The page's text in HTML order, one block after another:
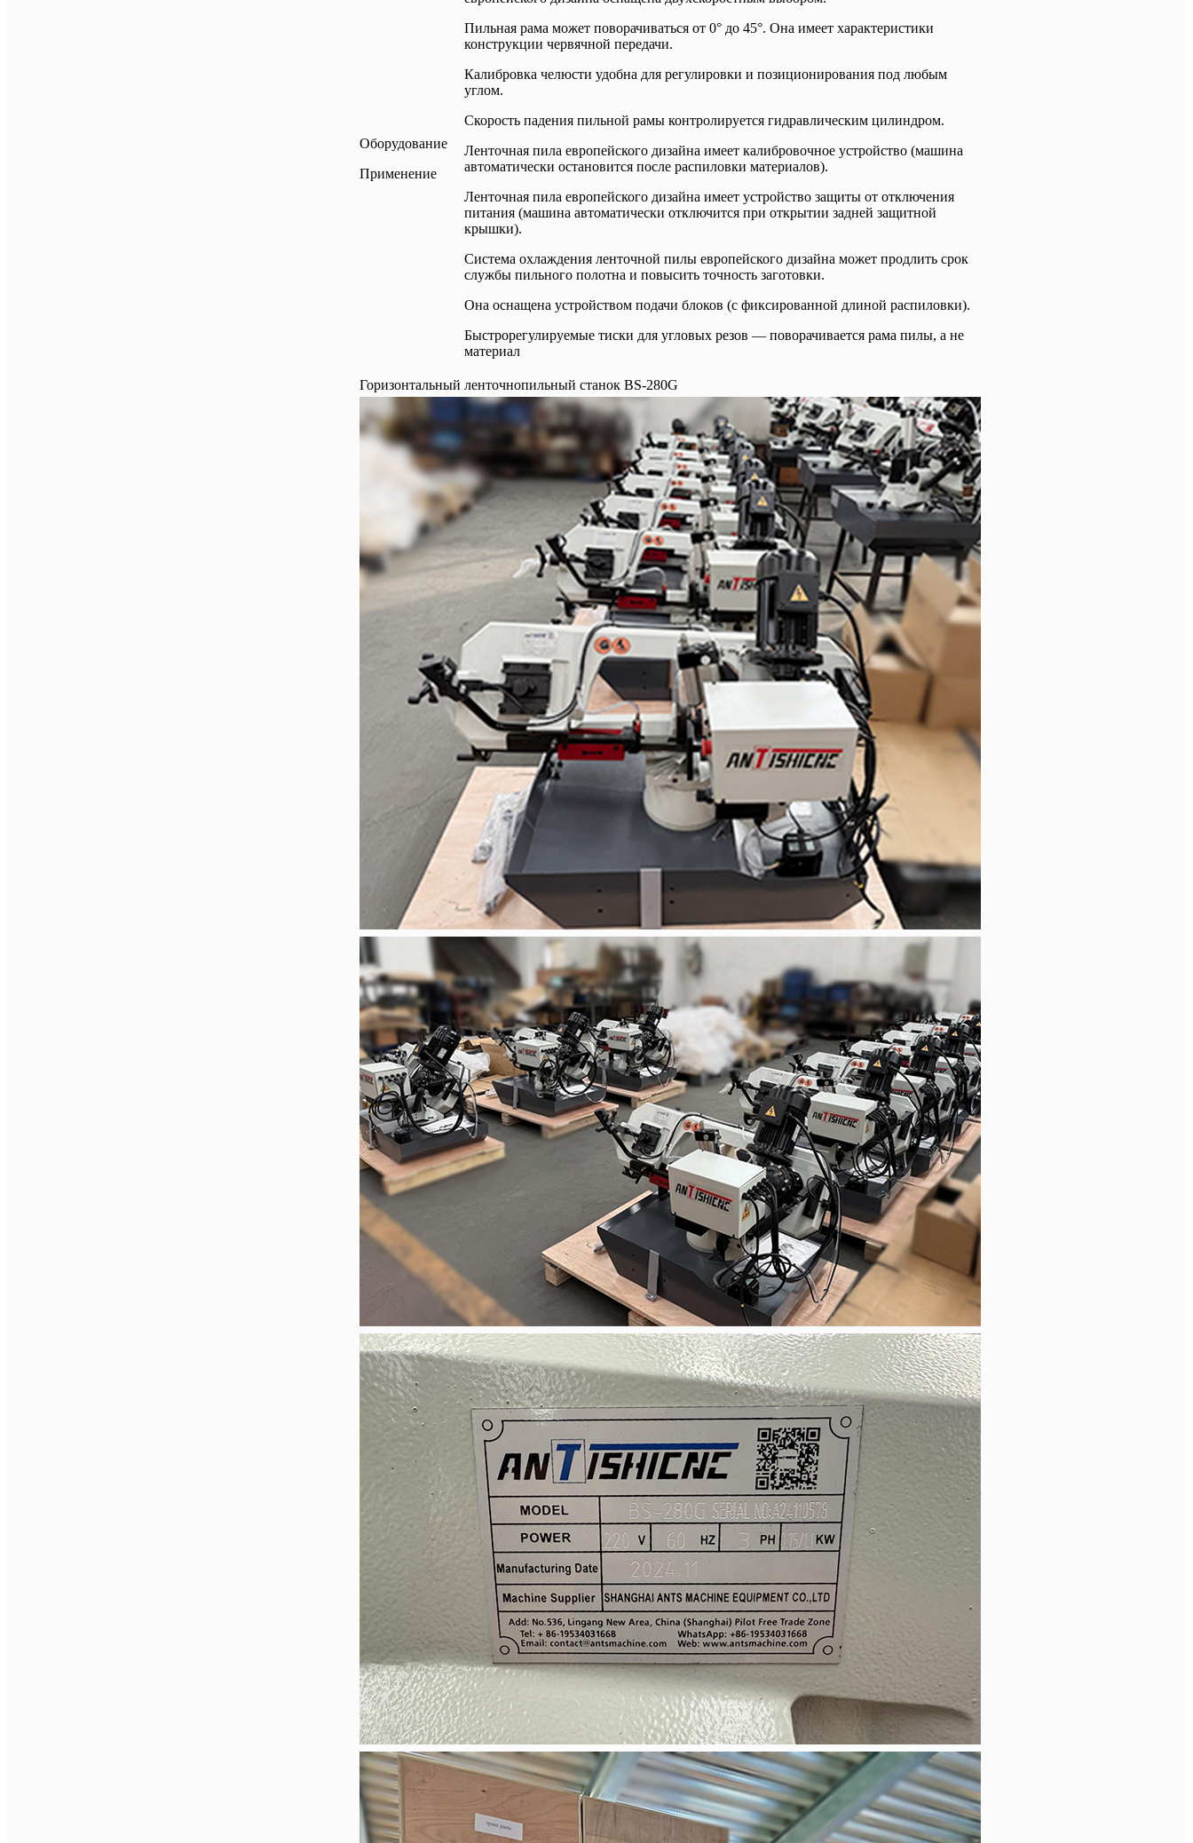
Оборудование
Применение
Пильная рама может поворачиваться от 0° до 45°. Она имеет характеристики
конструкции червячной передачи.
Калибровка челюсти удобна для регулировки и позиционирования под любым
углом.
Скорость падения пильной рамы контролируется гидравлическим цилиндром.
Ленточная пила европейского дизайна имеет калибровочное устройство (машина
автоматически остановится после распиловки материалов).
Ленточная пила европейского дизайна имеет устройство защиты от отключения
питания (машина автоматически отключится при открытии задней защитной
крышки).
Система охлаждения ленточной пилы европейского дизайна может продлить срок
службы пильного полотна и повысить точность заготовки.
Она оснащена устройством подачи блоков (с фиксированной длиной распиловки).
Быстрорегулируемые тиски для угловых резов — поворачивается рама пилы, а не
материал
Горизонтальный ленточнопильный станок BS-280G